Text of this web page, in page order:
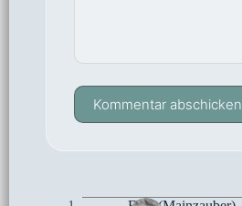
Kommentar abschicken